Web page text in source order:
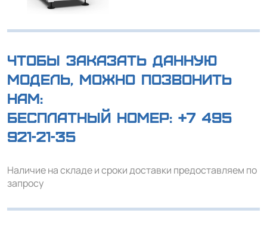
Чтобы заказать данную
модель, можно позвонить
нам:
Бесплатный номер: +7 495
921-21-35
Наличие на складе и сроки доставки предоставляем по
запросу